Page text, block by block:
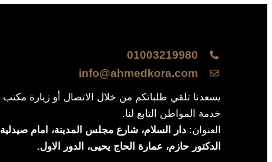
01003219980
info@ahmedkora.com
يسعدنا تلقي طلباتكم من خلال الاتصال أو زيارة مكتب
خدمة المواطن التابع لنا.
العنوان: دار السلام، شارع مجلس المدينة، امام صيدلية
الدكتور حازم، عمارة الحاج يحيى، الدور الاول.